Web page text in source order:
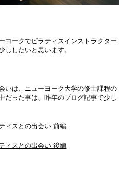
ヨークでピラティスインストラクター
したいと思います。
いは、ニューヨーク大学の修士課程の
だった事は、昨年のブログ記事で少し
ィスとの出会い 前編
ィスとの出会い 後編